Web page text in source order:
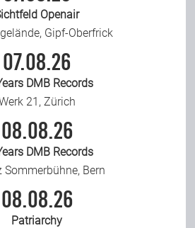
Openair
Gipf-Oberfrick
07.08.26
DMB Records
21, Zürich
08.08.26
DMB Records
Sommerbühne, Bern
08.08.26
Patriarchy